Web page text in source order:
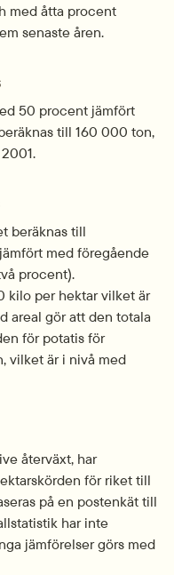
med åtta procent
senaste åren.
50 procent jämfört
till 160 000 ton,
beräknas till
med föregående
procent).
kilo per hektar vilket är
areal gör att den totala
för potatis för
vilket är i nivå med
återväxt, har
för riket till
på en postenkät till
har inte
jämförelser görs med